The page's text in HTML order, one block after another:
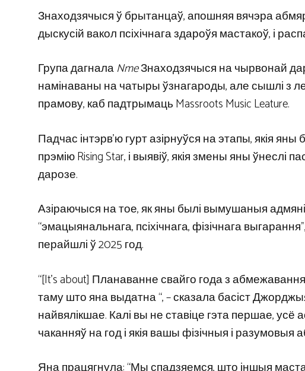
Знаходзячыся ў брытанцаў, апошняя вячэра
дыскусій вакол псіхічнага здароўя мастакоў, і
Група дагналаNmeЗнаходзячыся на чырвонай
намінаваны на чатыры ўзнагароды, але сышлі з
прамову, каб падтрымаць Massroots Music Leature.
Падчас інтэрв’ю гурт азірнуўся на этапы, якія
прэмію Rising Star, і выявіў, якія змены яны
дарозе.
Азіраючыся на тое, як яны былі вымушаныя
“эмацыянальнага, псіхічнага, фізічнага
перайшлі ў 2025 год.
“[It’s about] Планаванне свайго года з
таму што яна выдатна “, – сказала басіст
найвялікшае. Калі вы не ставіце гэта першае,
чаканняў на год і якія вашы фізічныя і разумовыя